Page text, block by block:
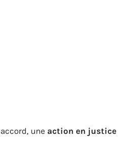
une action en justice